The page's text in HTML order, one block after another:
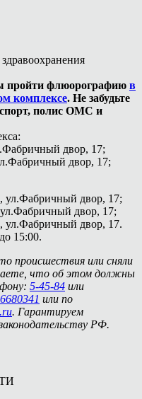
пройти флюорографию в
комплексе. Не забудьте
полис ОМС и
двор, 17;
двор, 17;
двор, 17;
двор, 17;
двор, 17.
15:00.
происшествия или сняли
что об этом должны
5-45-84 или
или по
. Гарантируем
РФ.